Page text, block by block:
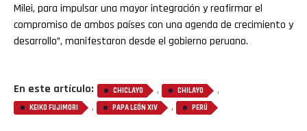
Milei, para impulsar una mayor integración y reafirmar el
compromiso de ambos países con una agenda de crecimiento y
desarrollo”, manifestaron desde el gobierno peruano.
En este artículo: CHICLAYO , CHILAYO ,
KEIKO FUJIMORI , PAPA LEÓN XIV , PERÚ